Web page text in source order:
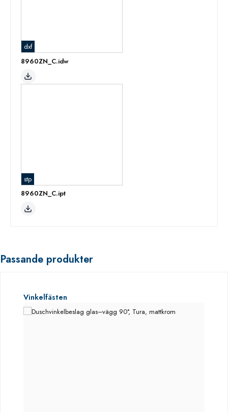
dxf
8960ZN_C.idw
stp
8960ZN_C.ipt
Passande produkter
Hoppa över produktgalleri
Vinkelfästen